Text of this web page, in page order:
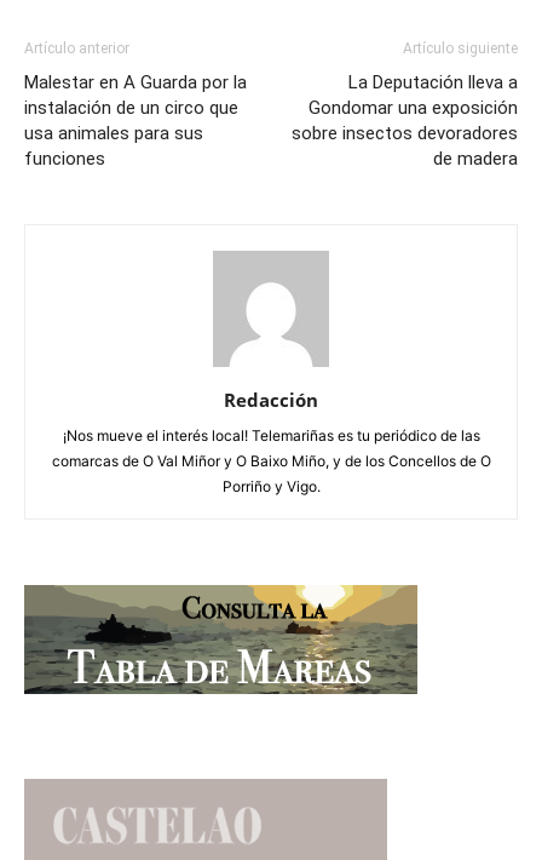
Artículo anterior
Malestar en A Guarda por la
instalación de un circo que
usa animales para sus
funciones
Artículo siguiente
La Deputación lleva a
Gondomar una exposición
sobre insectos devoradores
de madera
Redacción
¡Nos mueve el interés local! Telemariñas es tu periódico de las
comarcas de O Val Miñor y O Baixo Miño, y de los Concellos de O
Porriño y Vigo.